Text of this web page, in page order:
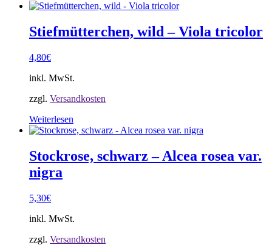
Stiefmütterchen, wild – Viola tricolor
4,80€
inkl. MwSt.
zzgl. Versandkosten
Weiterlesen
Stockrose, schwarz – Alcea rosea var.
nigra
5,30€
inkl. MwSt.
zzgl. Versandkosten